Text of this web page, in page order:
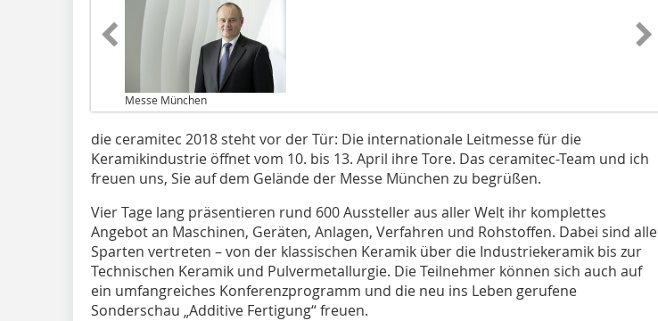
Messe München
die ceramitec 2018 steht vor der Tür: Die internationale Leitmesse für die
Keramikindustrie öffnet vom 10. bis 13. April ihre Tore. Das ceramitec-Team und ich
freuen uns, Sie auf dem Gelände der Messe München zu begrüßen.
Vier Tage lang präsentieren rund 600 Aussteller aus aller Welt ihr komplettes
Angebot an Maschinen, Geräten, Anlagen, Verfahren und Rohstoffen. Dabei sind alle
Sparten vertreten – von der klassischen Keramik über die Industriekeramik bis zur
Technischen Keramik und Pulvermetallurgie. Die Teilnehmer können sich auch auf
ein umfangreiches Konferenzprogramm und die neu ins Leben gerufene
Sonderschau „Additive Fertigung“ freuen.